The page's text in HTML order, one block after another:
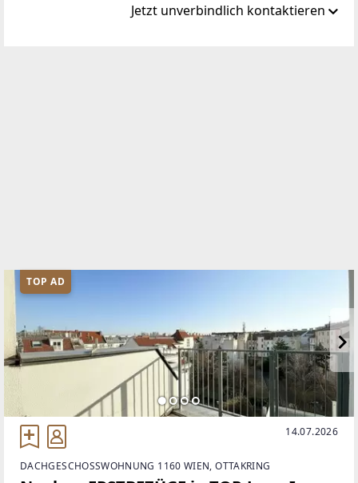
Jetzt unverbindlich kontaktieren
TOP AD
14.07.2026
DACHGESCHOSSWOHNUNG 1160 WIEN, OTTAKRING